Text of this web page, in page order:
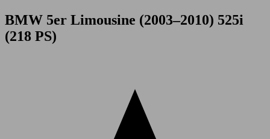
BMW 5er Limousine (2003–2010) 525i
(218 PS)